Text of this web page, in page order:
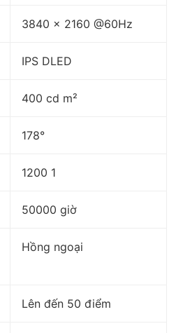
3840 x 2160 @60Hz
IPS DLED
400 cd m²
178°
1200 1
50000 giờ
Hồng ngoại
Lên đến 50 điểm